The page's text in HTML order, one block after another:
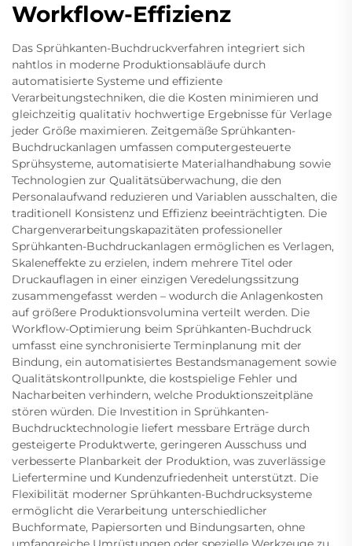
Workflow-Effizienz
Das Sprühkanten-Buchdruckverfahren integriert sich
nahtlos in moderne Produktionsabläufe durch
automatisierte Systeme und effiziente
Verarbeitungstechniken, die die Kosten minimieren und
gleichzeitig qualitativ hochwertige Ergebnisse für Verlage
jeder Größe maximieren. Zeitgemäße Sprühkanten-
Buchdruckanlagen umfassen computergesteuerte
Sprühsysteme, automatisierte Materialhandhabung sowie
Technologien zur Qualitätsüberwachung, die den
Personalaufwand reduzieren und Variablen ausschalten, die
traditionell Konsistenz und Effizienz beeinträchtigten. Die
Chargenverarbeitungskapazitäten professioneller
Sprühkanten-Buchdruckanlagen ermöglichen es Verlagen,
Skaleneffekte zu erzielen, indem mehrere Titel oder
Druckauflagen in einer einzigen Veredelungssitzung
zusammengefasst werden – wodurch die Anlagenkosten
auf größere Produktionsvolumina verteilt werden. Die
Workflow-Optimierung beim Sprühkanten-Buchdruck
umfasst eine synchronisierte Terminplanung mit der
Bindung, ein automatisiertes Bestandsmanagement sowie
Qualitätskontrollpunkte, die kostspielige Fehler und
Nacharbeiten verhindern, welche Produktionszeitpläne
stören würden. Die Investition in Sprühkanten-
Buchdrucktechnologie liefert messbare Erträge durch
gesteigerte Produktwerte, geringeren Ausschuss und
verbesserte Planbarkeit der Produktion, was zuverlässige
Liefertermine und Kundenzufriedenheit unterstützt. Die
Flexibilität moderner Sprühkanten-Buchdrucksysteme
ermöglicht die Verarbeitung unterschiedlicher
Buchformate, Papiersorten und Bindungsarten, ohne